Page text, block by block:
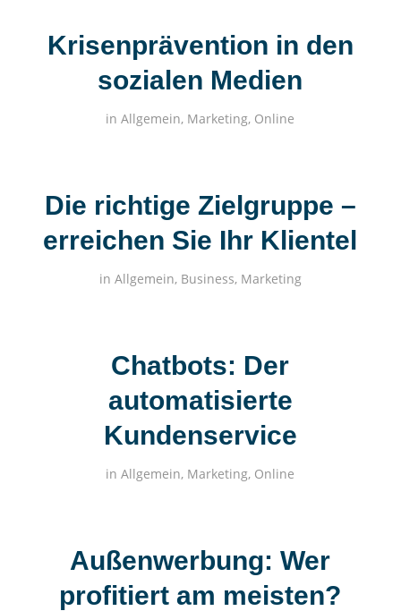
Krisenprävention in den
sozialen Medien
inAllgemein, Marketing, Online
Die richtige Zielgruppe –
erreichen Sie Ihr Klientel
in Allgemein, Business, Marketing
Chatbots: Der
automatisierte
Kundenservice
inAllgemein, Marketing, Online
Außenwerbung: Wer
profitiert am meisten?